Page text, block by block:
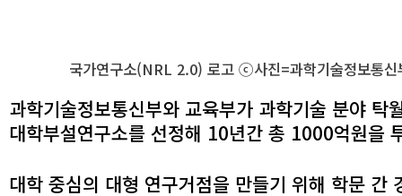
국가연구소(NRL 2.0) 로고 ⓒ사진=과학기술정보통신
과학기술정보통신부와 교육부가 과학기술 분야 탁
대학부설연구소를 선정해 10년간 총 1000억원을
대학 중심의 대형 연구거점을 만들기 위해 학문 간